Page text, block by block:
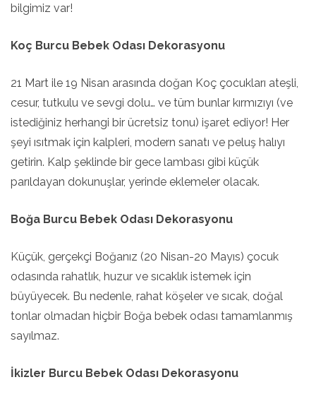
bilgimiz var!
Koç Burcu Bebek Odası Dekorasyonu
21 Mart ile 19 Nisan arasında doğan Koç çocukları ateşli,
cesur, tutkulu ve sevgi dolu… ve tüm bunlar kırmızıyı (ve
istediğiniz herhangi bir ücretsiz tonu) işaret ediyor! Her
şeyi ısıtmak için kalpleri, modern sanatı ve peluş halıyı
getirin. Kalp şeklinde bir gece lambası gibi küçük
parıldayan dokunuşlar, yerinde eklemeler olacak.
Boğa Burcu Bebek Odası Dekorasyonu
Küçük, gerçekçi Boğanız (20 Nisan-20 Mayıs) çocuk
odasında rahatlık, huzur ve sıcaklık istemek için
büyüyecek. Bu nedenle, rahat köşeler ve sıcak, doğal
tonlar olmadan hiçbir Boğa bebek odası tamamlanmış
sayılmaz.
İkizler Burcu Bebek Odası Dekorasyonu